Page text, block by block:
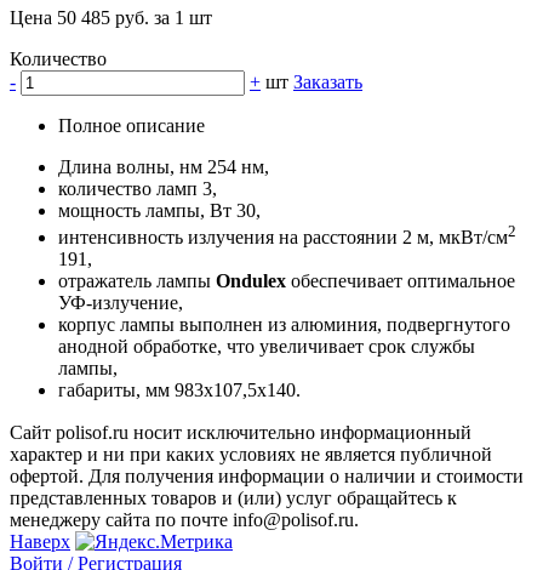
Цена 50 485 руб. за 1 шт
Количество
-
+ шт Заказать
Полное описание
Длина волны, нм 254 нм,
количество ламп 3,
мощность лампы, Вт 30,
интенсивность излучения на расстоянии 2 м, мкВт/см2
191,
отражатель лампы Ondulex обеспечивает оптимальное
УФ-излучение,
корпус лампы выполнен из алюминия, подвергнутого
анодной обработке, что увеличивает срок службы
лампы,
габариты, мм 983х107,5х140.
Сайт polisof.ru носит исключительно информационный
характер и ни при каких условиях не является публичной
офертой. Для получения информации о наличии и стоимости
представленных товаров и (или) услуг обращайтесь к
менеджеру сайта по почте info@polisof.ru.
Наверх
Войти / Регистрация